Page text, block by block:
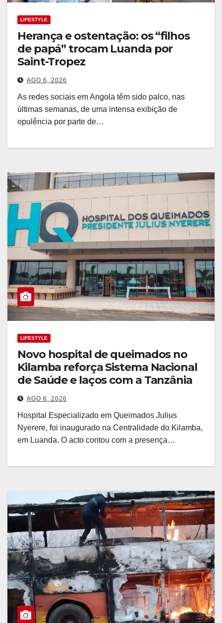
LIFESTYLE
Herança e ostentação: os “filhos
de papá” trocam Luanda por
Saint-Tropez
AGO 6, 2026
As redes sociais em Angola têm sido palco, nas
últimas semanas, de uma intensa exibição de
opulência por parte de…
LIFESTYLE
Novo hospital de queimados no
Kilamba reforça Sistema Nacional
de Saúde e laços com a Tanzânia
AGO 6, 2026
Hospital Especializado em Queimados Julius
Nyerere, foi inaugurado na Centralidade do Kilamba,
em Luanda. O acto contou com a presença…